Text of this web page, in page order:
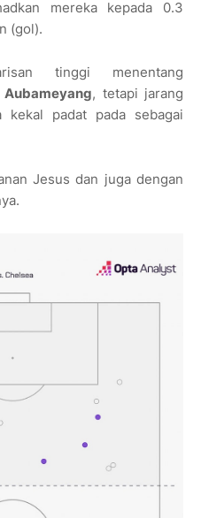
mereka kepada 0.3
(gol).
tinggi menentang
, tetapi jarang
kekal padat pada sebagai
Jesus dan juga dengan